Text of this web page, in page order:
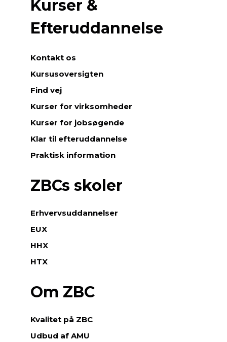
Kurser &
Efteruddannelse
Kontakt os
Kursusoversigten
Find vej
Kurser for virksomheder
Kurser for jobsøgende
Klar til efteruddannelse
Praktisk information
ZBCs skoler
Erhvervsuddannelser
EUX
HHX
HTX
Om ZBC
Kvalitet på ZBC
Udbud af AMU